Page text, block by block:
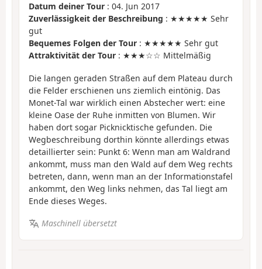
Datum deiner Tour : 04. Jun 2017
Zuverlässigkeit der Beschreibung : ★★★★★ Sehr
gut
Bequemes Folgen der Tour : ★★★★★ Sehr gut
Attraktivität der Tour : ★★★☆☆ Mittelmäßig
Die langen geraden Straßen auf dem Plateau durch
die Felder erschienen uns ziemlich eintönig. Das
Monet-Tal war wirklich einen Abstecher wert: eine
kleine Oase der Ruhe inmitten von Blumen. Wir
haben dort sogar Picknicktische gefunden. Die
Wegbeschreibung dorthin könnte allerdings etwas
detaillierter sein: Punkt 6: Wenn man am Waldrand
ankommt, muss man den Wald auf dem Weg rechts
betreten, dann, wenn man an der Informationstafel
ankommt, den Weg links nehmen, das Tal liegt am
Ende dieses Weges.
Maschinell übersetzt